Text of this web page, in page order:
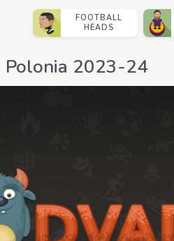
FOOTBALL
HEADS
Polonia 2023-24